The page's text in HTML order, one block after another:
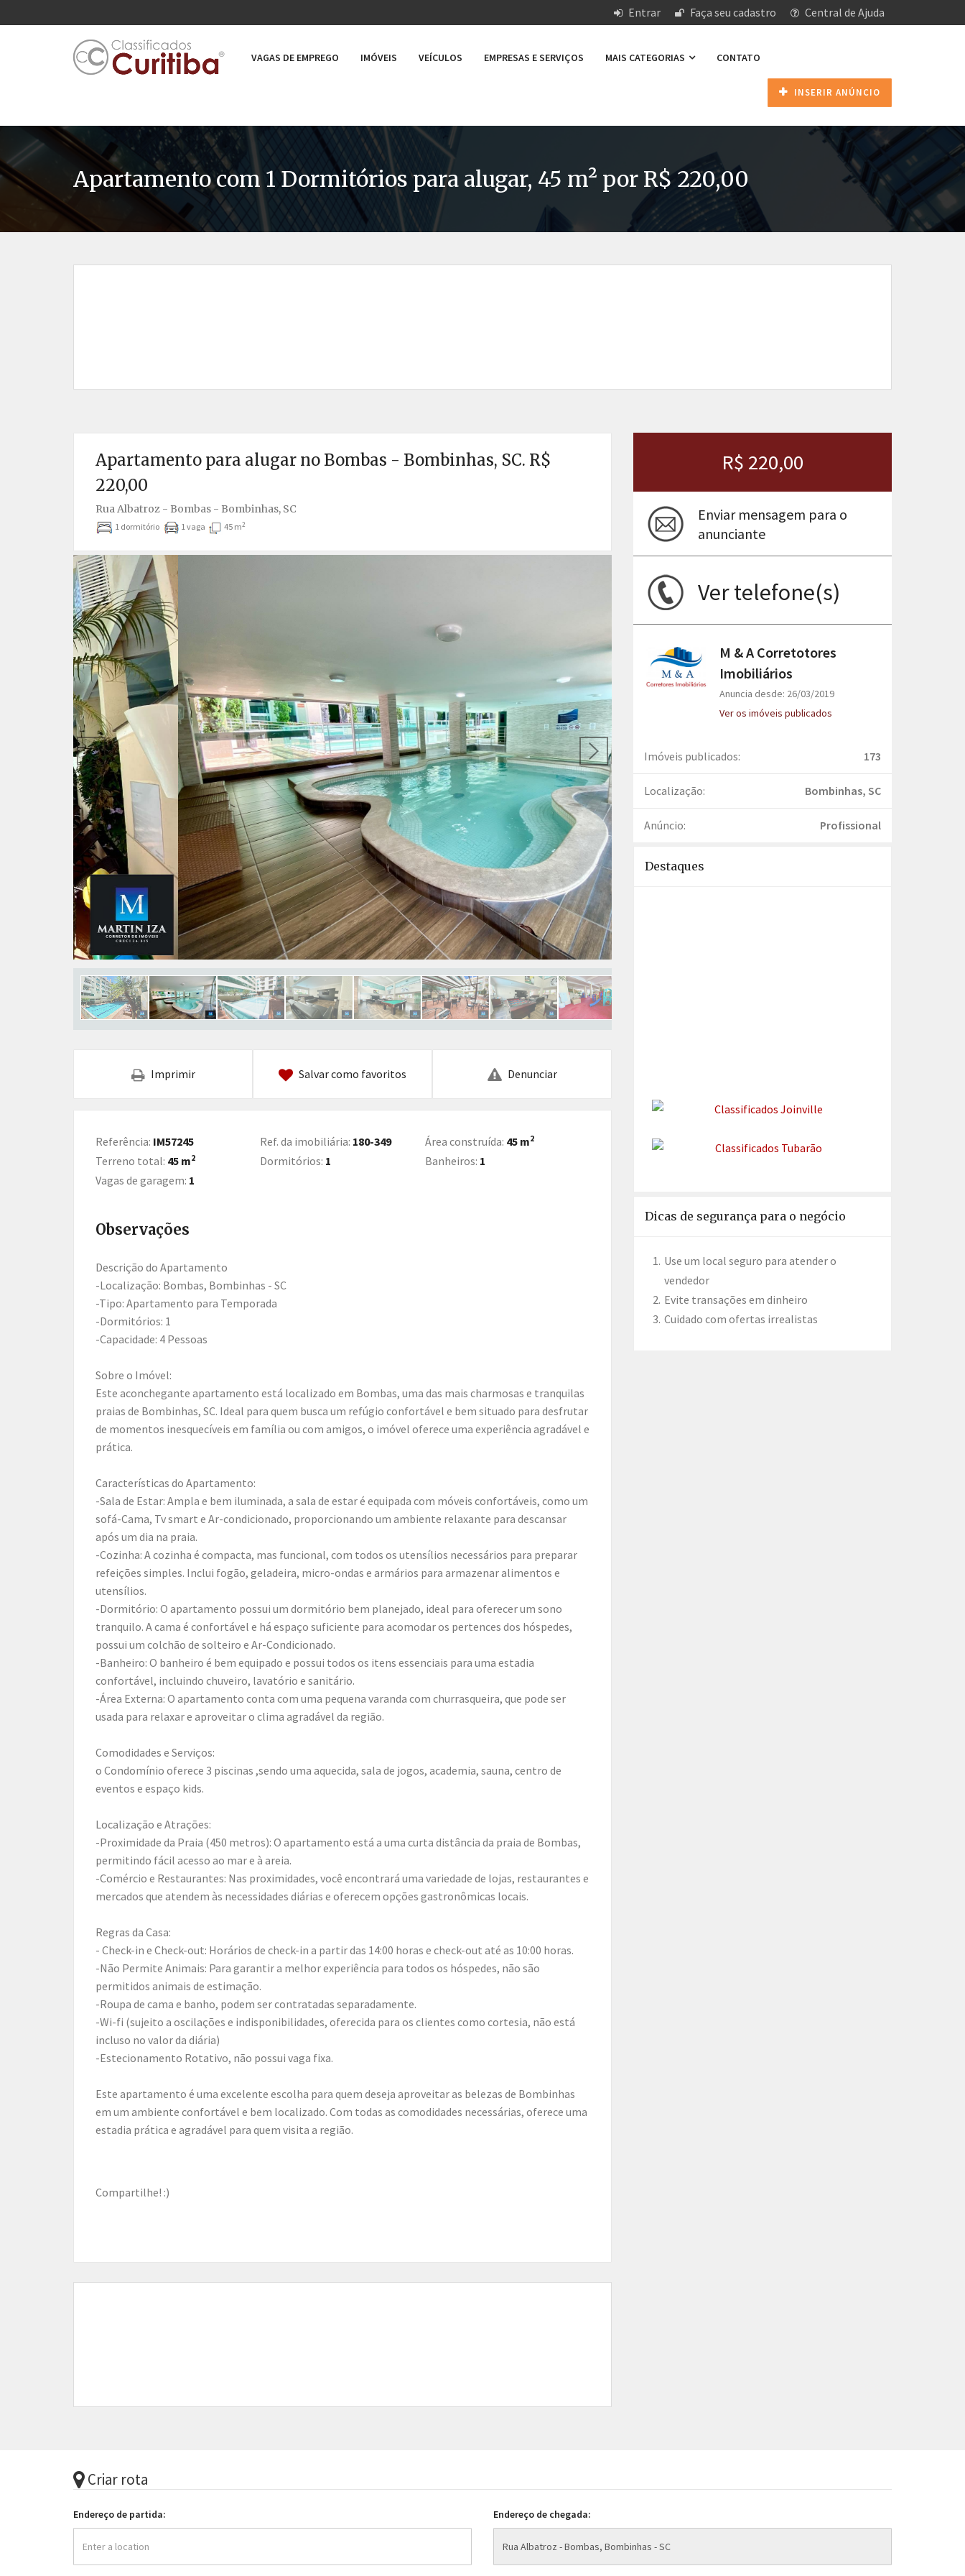
Entrar Faça seu cadastro Central de Ajuda
VAGAS DE EMPREGO IMÓVEIS VEÍCULOS EMPRESAS E SERVIÇOS MAIS CATEGORIAS CONTATO
INSERIR ANÚNCIO
Apartamento com 1 Dormitórios para alugar, 45 m² por R$ 220,00
Apartamento para alugar no Bombas - Bombinhas, SC. R$
220,00
Rua Albatroz - Bombas - Bombinhas, SC
1 dormitório 1 vaga 45 m2
Anterior
Imprimir Salvar como favoritos Denunciar
Referência: IM57245 Ref. da imobiliária: 180-349 Área construída: 45 m2
Terreno total: 45 m2 Dormitórios: 1 Banheiros: 1
Vagas de garagem: 1
Observações
Descrição do Apartamento
-Localização: Bombas, Bombinhas - SC
-Tipo: Apartamento para Temporada
-Dormitórios: 1
-Capacidade: 4 Pessoas
Sobre o Imóvel:
Este aconchegante apartamento está localizado em Bombas, uma das mais charmosas e tranquilas
praias de Bombinhas, SC. Ideal para quem busca um refúgio confortável e bem situado para desfrutar
de momentos inesquecíveis em família ou com amigos, o imóvel oferece uma experiência agradável e
prática.
Características do Apartamento:
-Sala de Estar: Ampla e bem iluminada, a sala de estar é equipada com móveis confortáveis, como um
sofá-Cama, Tv smart e Ar-condicionado, proporcionando um ambiente relaxante para descansar
após um dia na praia.
-Cozinha: A cozinha é compacta, mas funcional, com todos os utensílios necessários para preparar
refeições simples. Inclui fogão, geladeira, micro-ondas e armários para armazenar alimentos e
utensílios.
-Dormitório: O apartamento possui um dormitório bem planejado, ideal para oferecer um sono
tranquilo. A cama é confortável e há espaço suficiente para acomodar os pertences dos hóspedes,
possui um colchão de solteiro e Ar-Condicionado.
-Banheiro: O banheiro é bem equipado e possui todos os itens essenciais para uma estadia
confortável, incluindo chuveiro, lavatório e sanitário.
-Área Externa: O apartamento conta com uma pequena varanda com churrasqueira, que pode ser
usada para relaxar e aproveitar o clima agradável da região.
Comodidades e Serviços:
o Condomínio oferece 3 piscinas ,sendo uma aquecida, sala de jogos, academia, sauna, centro de
eventos e espaço kids.
Localização e Atrações:
-Proximidade da Praia (450 metros): O apartamento está a uma curta distância da praia de Bombas,
permitindo fácil acesso ao mar e à areia.
-Comércio e Restaurantes: Nas proximidades, você encontrará uma variedade de lojas, restaurantes e
mercados que atendem às necessidades diárias e oferecem opções gastronômicas locais.
Regras da Casa:
- Check-in e Check-out: Horários de check-in a partir das 14:00 horas e check-out até as 10:00 horas.
-Não Permite Animais: Para garantir a melhor experiência para todos os hóspedes, não são
permitidos animais de estimação.
-Roupa de cama e banho, podem ser contratadas separadamente.
-Wi-fi (sujeito a oscilações e indisponibilidades, oferecida para os clientes como cortesia, não está
incluso no valor da diária)
-Estecionamento Rotativo, não possui vaga fixa.
Este apartamento é uma excelente escolha para quem deseja aproveitar as belezas de Bombinhas
em um ambiente confortável e bem localizado. Com todas as comodidades necessárias, oferece uma
estadia prática e agradável para quem visita a região.
Compartilhe! :)
R$ 220,00
Enviar mensagem para o
anunciante
Ver telefone(s)
M & A Corretotores
Imobiliários
Anuncia desde: 26/03/2019
Ver os imóveis publicados
Imóveis publicados: 173
Localização: Bombinhas, SC
Anúncio: Profissional
Destaques
Dicas de segurança para o negócio
Use um local seguro para atender o
vendedor
Evite transações em dinheiro
Cuidado com ofertas irrealistas
Criar rota
Endereço de partida: Endereço de chegada: